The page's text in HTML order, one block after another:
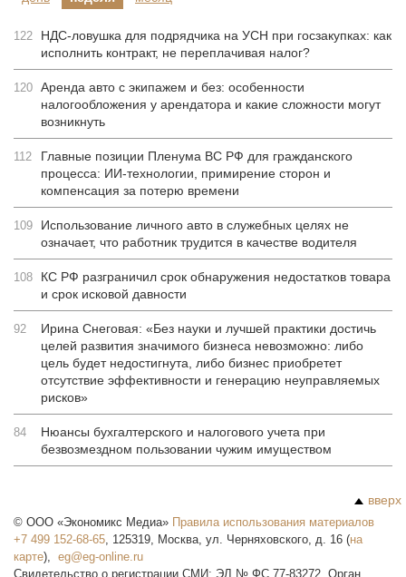
122
НДС-ловушка для подрядчика на УСН при госзакупках: как
исполнить контракт, не переплачивая налог?
120 Аренда авто с экипажем и без: особенности
налогообложения у арендатора и какие сложности могут
возникнуть
112
Главные позиции Пленума ВС РФ для гражданского
процесса: ИИ-технологии, примирение сторон и
компенсация за потерю времени
109
Использование личного авто в служебных целях не
означает, что работник трудится в качестве водителя
108
КС РФ разграничил срок обнаружения недостатков товара
и срок исковой давности
92
Ирина Снеговая: «Без науки и лучшей практики достичь
целей развития значимого бизнеса невозможно: либо
цель будет недостигнута, либо бизнес приобретет
отсутствие эффективности и генерацию неуправляемых
рисков»
84
Нюансы бухгалтерского и налогового учета при
безвозмездном пользовании чужим имуществом
вверх
© ООО «Экономикс Медиа» Правила использования материалов
+7 499 152-68-65, 125319, Москва, ул. Черняховского, д. 16 (на
карте),
Свидетельство о регистрации СМИ: ЭЛ № ФС 77-83272. Орган